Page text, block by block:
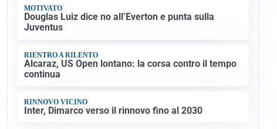
MOTIVATO
Douglas Luiz dice no all’Everton e punta sulla
Juventus
RIENTRO A RILENTO
Alcaraz, US Open lontano: la corsa contro il tempo
continua
RINNOVO VICINO
Inter, Dimarco verso il rinnovo fino al 2030